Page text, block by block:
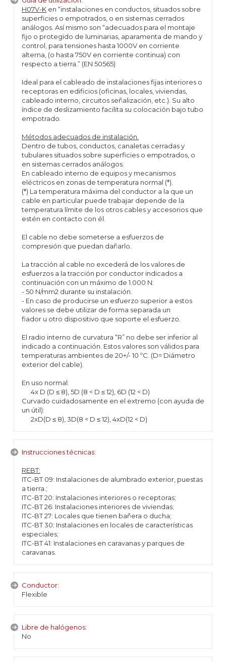
H07V-K en “instalaciones en conductos, situados sobre
superficies o empotrados, o en sistemas cerrados
análogos. Así mismo son “adecuados para el montaje
fijo o protegido de luminarias, aparamenta de mando y
control, para tensiones hasta 1000V en corriente
alterna, (o hasta 750V en corriente continua) con
respecto a tierra.” (EN 50565)
Ideal para el cableado de instalaciones fijas interiores o
receptoras en edificios (oficinas, locales, viviendas,
cableado interno, circuitos señalización, etc.). Su alto
índice de deslizamiento facilita su colocación bajo tubo
empotrado.
Métodos adecuados de instalación.
Dentro de tubos, conductos, canaletas cerradas y
tubulares situados sobre superficies o empotrados, o
en sistemas cerrados análogos.
En cableado interno de equipos y mecanismos
eléctricos en zonas de temperatura normal (*).
(*) La temperatura máxima del conductor a la que un
cable en particular puede trabajar depende de la
temperatura límite de los otros cables y accesorios que
estén en contacto con él.
El cable no debe someterse a esfuerzos de
compresión que puedan dañarlo.
La tracción al cable no excederá de los valores de
esfuerzos a la tracción por conductor indicados a
continuación con un máximo de 1.000 N:
- 50 N/mm2 durante su instalación.
- En caso de producirse un esfuerzo superior a estos
valores se debe utilizar de forma separada un
fiador u otro dispositivo que soporte el esfuerzo.
El radio interno de curvatura “R” no debe ser inferior al
indicado a continuación. Estos valores son válidos para
temperaturas ambientes de 20+/- 10 ºC. (D= Diámetro
exterior del cable).
En uso normal:
4x D (D ≤ 8), 5D (8 < D ≤ 12), 6D (12 < D)
Curvado cuidadosamente en el extremo (con ayuda de
un útil):
2xD(D ≤ 8), 3D(8 < D ≤ 12), 4xD(12 < D)
Instrucciones técnicas:
REBT:
ITC-BT 09: Instalaciones de alumbrado exterior, puestas
a tierra.;
ITC-BT 20: Instalaciones interiores o receptoras;
ITC-BT 26: Instalaciones interiores de viviendas;
ITC-BT 27: Locales que tienen bañera o ducha;
ITC-BT 30: Instalaciones en locales de características
especiales;
ITC-BT 41: Instalaciones en caravanas y parques de
caravanas.
Conductor:
Flexible
Libre de halógenos:
No